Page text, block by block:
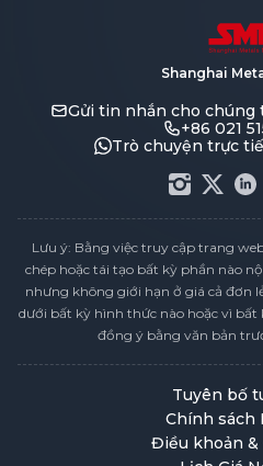
Shanghai
Gửi tin nhắn cho chúng
+86 021
Trò chuyện trực
Lưu ý: Bằng việc truy cập trang
chép hoặc tái tạo bất kỳ phần nào
nhưng không giới hạn ở giá cả đơn
dưới bất kỳ hình thức nào hoặc vì
đồng ý bằng văn bản
Tuyên bố
Chính sách
Điều khoản